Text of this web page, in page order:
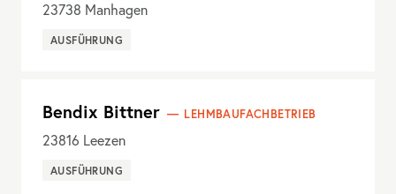
23738 Manhagen
AUSFÜHRUNG
Bendix Bittner LEHMBAUFACHBETRIEB
23816 Leezen
AUSFÜHRUNG